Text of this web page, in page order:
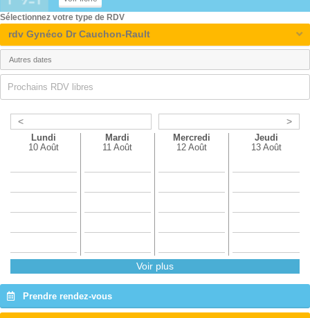
< >
Lundi
10 Août
Mardi
11 Août
Mercredi
12 Août
Jeudi
13 Août
Voir plus
Prendre rendez-vous
Sélectionnez votre type de RDV
rdv Gynéco Dr Cauchon-Rault
Prochains RDV libres